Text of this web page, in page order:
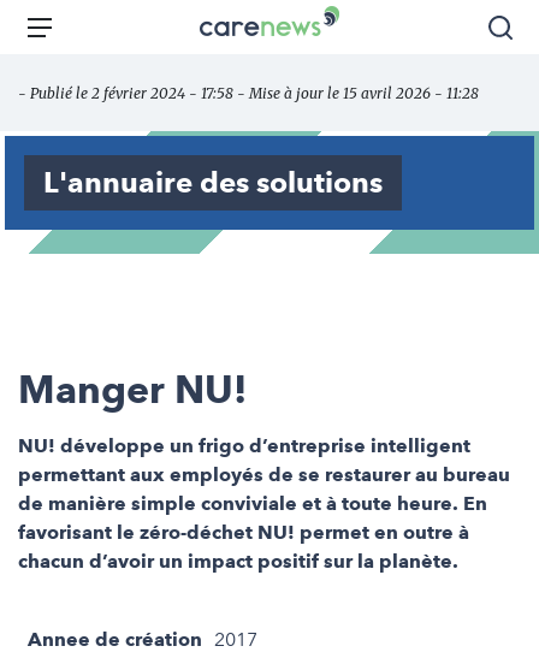
Aller
principal
Carenews,
des
acteurs
l'engagement
Menu
- Publié le 2 février 2024 - 17:58 - Mise à jour le 15 avril 2026 - 11:28
L'annuaire des solutions
Manger NU!
NU! développe un frigo d’entreprise intelligent
permettant aux employés de se restaurer au bureau
de manière simple conviviale et à toute heure. En
favorisant le zéro-déchet NU! permet en outre à
chacun d’avoir un impact positif sur la planète.
Annee de création 2017